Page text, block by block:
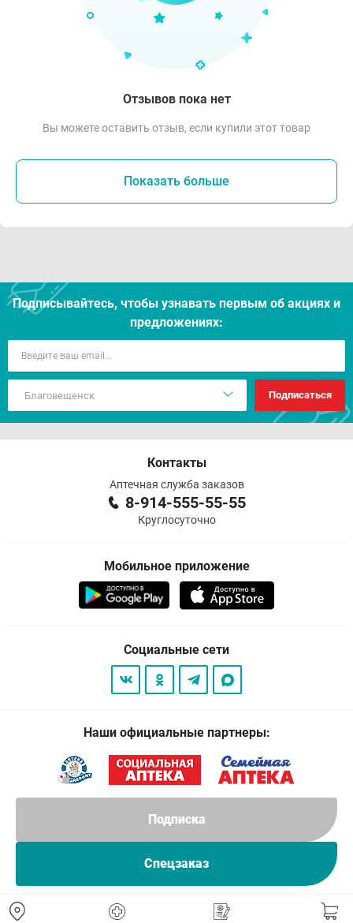
Подписка
Спецзаказ
Отзывов пока нет
Вы можете оставить отзыв, если купили этот товар
Показать больше
Подписывайтесь, чтобы узнавать первым об акцияx и
предложениях:
Подписаться
Контакты
Аптечная служба заказов
8-914-555-55-55
Круглосуточно
Мобильное приложение
Социальные сети
Наши официальные партнеры: